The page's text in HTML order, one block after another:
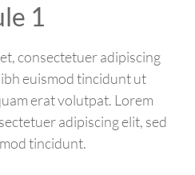
1
consectetuer adipiscing
euismod tincidunt ut
erat volutpat. Lorem
adipiscing elit, sed
tincidunt.